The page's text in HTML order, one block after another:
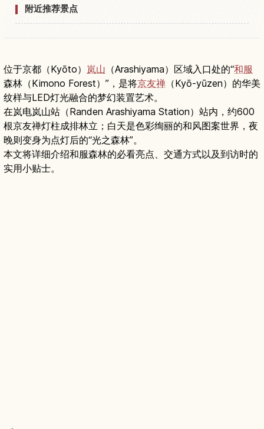
附近推荐景点
位于京都（Kyōto） 岚山 （Arashiyama）区域入口处的“和服
森林（Kimono Forest）”，是将京友禅 （Kyō-yūzen）的华美
纹样与LED灯光融合的梦幻装置艺术。
在岚电岚山站（Randen Arashiyama Station）站内，约600
根京友禅灯柱成排林立；白天是色彩绚丽的和风图案世界，夜
晚则变身为点灯后的“光之森林”。
本文将详细介绍和服森林的必看亮点、交通方式以及到访时的
实用小贴士。